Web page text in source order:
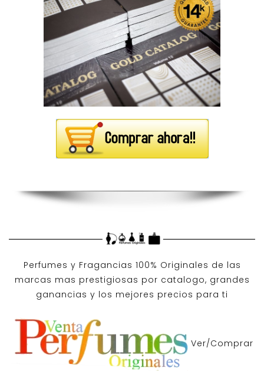
Perfumes y Fragancias 100% Originales de las
marcas mas prestigiosas por catalogo, grandes
ganancias y los mejores precios para ti
Ver/Comprar